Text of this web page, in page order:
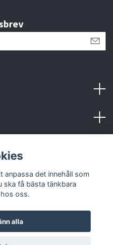
anpassa det innehåll som
få bästa tänkbara
oss.
alla